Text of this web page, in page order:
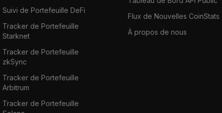
Suivi de Portefeuille DeFi
Tracker de Portefeuille
Starknet
Tracker de Portefeuille
zkSync
Tracker de Portefeuille
Arbitrum
Tracker de Portefeuille
Flux de Nouvelles CoinStats
À propos de nous